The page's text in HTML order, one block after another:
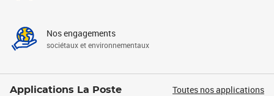
Nos engagements
sociétaux et environnementaux
Applications La Poste Toutes nos applications